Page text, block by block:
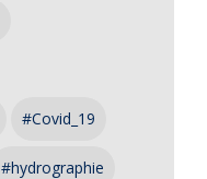
#Covid_19
#hydrographie